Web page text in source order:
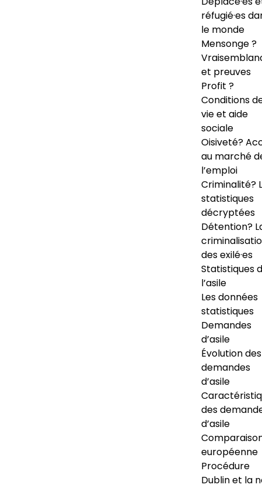
réfugié·es
le monde
Mensonge ?
et preuves
Profit ?
Conditions
vie et aide
sociale
Oisiveté?
au marché
l’emploi
Criminalité?
statistiques
décryptées
Détention?
des exilé·es
Statistiques
l’asile
Les données
statistiques
Demandes
d’asile
Évolution des
demandes
d’asile
des
d’asile
européenne
Procédure
Dublin et la